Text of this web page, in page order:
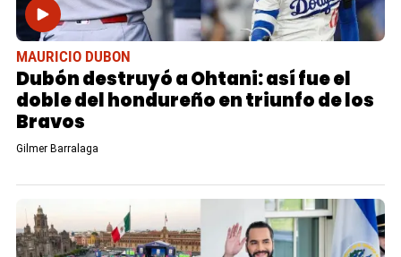
MAURICIO DUBON
Dubón destruyó a Ohtani: así fue el
doble del hondureño en triunfo de los
Bravos
Gilmer Barralaga